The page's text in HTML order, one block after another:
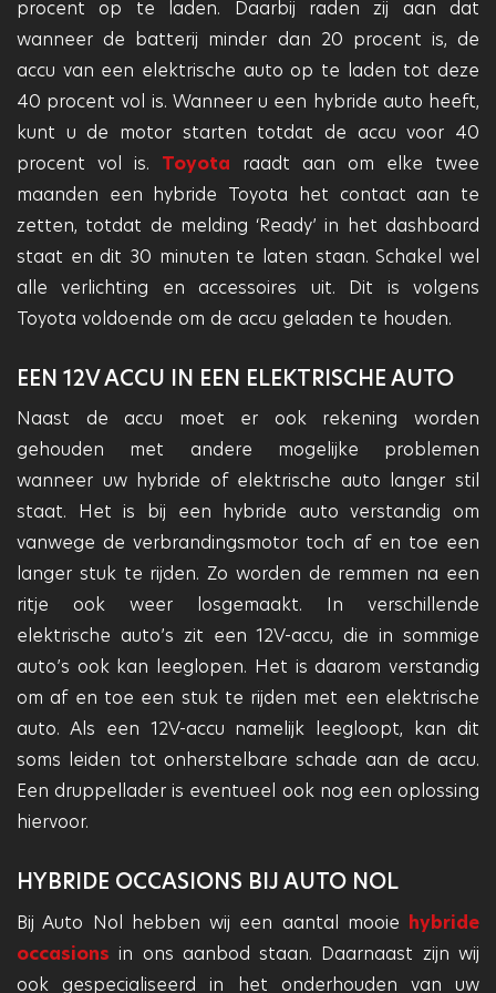
procent op te laden. Daarbij raden zij aan dat
wanneer de batterij minder dan 20 procent is, de
accu van een elektrische auto op te laden tot deze
40 procent vol is. Wanneer u een hybride auto heeft,
kunt u de motor starten totdat de accu voor 40
procent vol is. Toyota raadt aan om elke twee
maanden een hybride Toyota het contact aan te
zetten, totdat de melding ‘Ready’ in het dashboard
staat en dit 30 minuten te laten staan. Schakel wel
alle verlichting en accessoires uit. Dit is volgens
Toyota voldoende om de accu geladen te houden.
EEN 12V ACCU IN EEN ELEKTRISCHE AUTO
Naast de accu moet er ook rekening worden
gehouden met andere mogelijke problemen
wanneer uw hybride of elektrische auto langer stil
staat. Het is bij een hybride auto verstandig om
vanwege de verbrandingsmotor toch af en toe een
langer stuk te rijden. Zo worden de remmen na een
ritje ook weer losgemaakt. In verschillende
elektrische auto’s zit een 12V-accu, die in sommige
auto’s ook kan leeglopen. Het is daarom verstandig
om af en toe een stuk te rijden met een elektrische
auto. Als een 12V-accu namelijk leegloopt, kan dit
soms leiden tot onherstelbare schade aan de accu.
Een druppellader is eventueel ook nog een oplossing
hiervoor.
HYBRIDE OCCASIONS BIJ AUTO NOL
Bij Auto Nol hebben wij een aantal mooie hybride
occasions in ons aanbod staan. Daarnaast zijn wij
ook gespecialiseerd in het onderhouden van uw